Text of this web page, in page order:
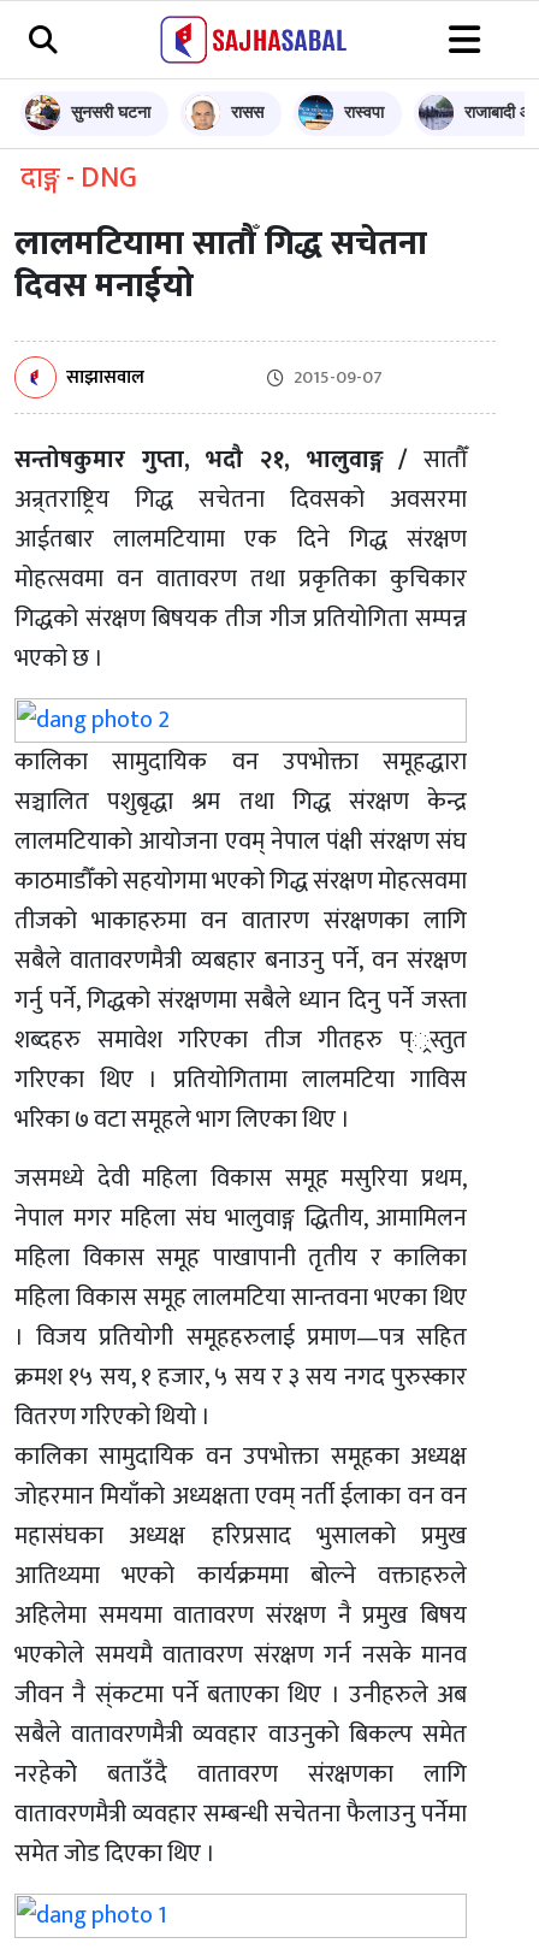
सुनसरी घटना रासस रास्वपा राजाबादी
दाङ्ग - DNG
लालमटियामा सातौँ गिद्ध सचेतना
दिवस मनाईयो
साझासवाल 2015-09-07
सन्तोषकुमार गुप्ता, भदौ २१, भालुवाङ्ग / सातौँ
अन्र्तराष्ट्रिय गिद्ध सचेतना दिवसको अवसरमा
आईतबार लालमटियामा एक दिने गिद्ध संरक्षण
मोहत्सवमा वन वातावरण तथा प्रकृतिका कुचिकार
गिद्धको संरक्षण बिषयक तीज गीज प्रतियोगिता सम्पन्न
भएको छ ।
कालिका सामुदायिक वन उपभोक्ता समूहद्धारा
सञ्चालित पशुबृद्धा श्रम तथा गिद्ध संरक्षण केन्द्र
लालमटियाको आयोजना एवम् नेपाल पंक्षी संरक्षण संघ
काठमाडौँको सहयोगमा भएको गिद्ध संरक्षण मोहत्सवमा
तीजको भाकाहरुमा वन वातारण संरक्षणका लागि
सबैले वातावरणमैत्री व्यबहार बनाउनु पर्ने, वन संरक्षण
गर्नु पर्ने, गिद्धको संरक्षणमा सबैले ध्यान दिनु पर्ने जस्ता
शब्दहरु समावेश गरिएका तीज गीतहरु प््रस्तुत
गरिएका थिए । प्रतियोगितामा लालमटिया गाविस
भरिका ७ वटा समूहले भाग लिएका थिए ।
जसमध्ये देवी महिला विकास समूह मसुरिया प्रथम,
नेपाल मगर महिला संघ भालुवाङ्ग द्धितीय, आमामिलन
महिला विकास समूह पाखापानी तृतीय र कालिका
महिला विकास समूह लालमटिया सान्तवना भएका थिए
। विजय प्रतियोगी समूहहरुलाई प्रमाण—पत्र सहित
क्रमश १५ सय, १ हजार, ५ सय र ३ सय नगद पुरुस्कार
वितरण गरिएको थियो ।
कालिका सामुदायिक वन उपभोक्ता समूहका अध्यक्ष
जोहरमान मियाँको अध्यक्षता एवम् नर्ती ईलाका वन वन
महासंघका अध्यक्ष हरिप्रसाद भुसालको प्रमुख
आतिथ्यमा भएको कार्यक्रममा बोल्ने वक्ताहरुले
अहिलेमा समयमा वातावरण संरक्षण नै प्रमुख बिषय
भएकोले समयमै वातावरण संरक्षण गर्न नसके मानव
जीवन नै स्ंकटमा पर्ने बताएका थिए । उनीहरुले अब
सबैले वातावरणमैत्री व्यवहार वाउनुको बिकल्प समेत
नरहेकोे बताउँदै वातावरण संरक्षणका लागि
वातावरणमैत्री व्यवहार सम्बन्धी सचेतना फैलाउनु पर्नेमा
समेत जोड दिएका थिए ।